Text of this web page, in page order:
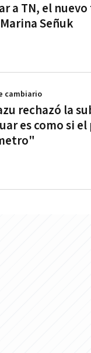
a TN, el
Señuk
rechazó la
es como si
cambiario